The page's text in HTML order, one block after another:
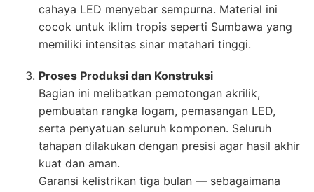
cahaya LED menyebar sempurna. Material ini
cocok untuk iklim tropis seperti Sumbawa yang
memiliki intensitas sinar matahari tinggi.
Proses Produksi dan Konstruksi
Bagian ini melibatkan pemotongan akrilik,
pembuatan rangka logam, pemasangan LED,
serta penyatuan seluruh komponen. Seluruh
tahapan dilakukan dengan presisi agar hasil akhir
kuat dan aman.
Garansi kelistrikan tiga bulan — sebagaimana